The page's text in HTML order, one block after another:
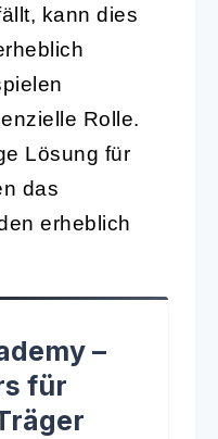
kann dies
Rolle.
Lösung für
das
erheblich
–
für